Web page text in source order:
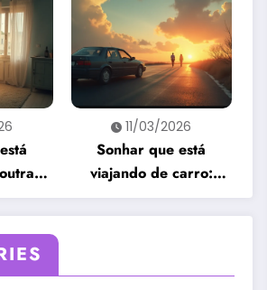
esse
11/03/2026
Sonhar que está
viajando de carro:
significado e
interpretação